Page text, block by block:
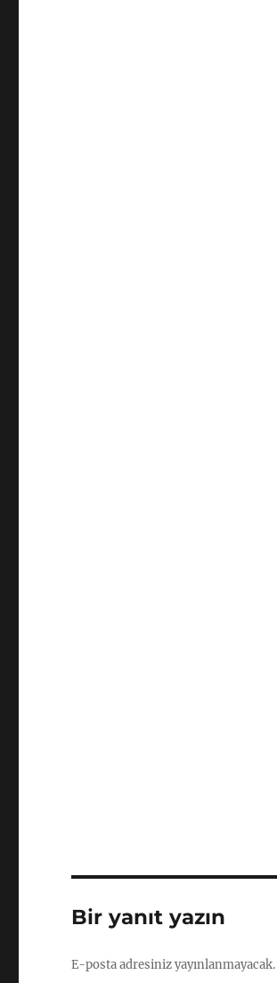
Bir yanıt yazın
E-posta adresiniz yayınlanmayacak.